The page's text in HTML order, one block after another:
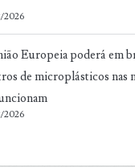
2026
Europeia poderá em
de microplásticos nas
2026